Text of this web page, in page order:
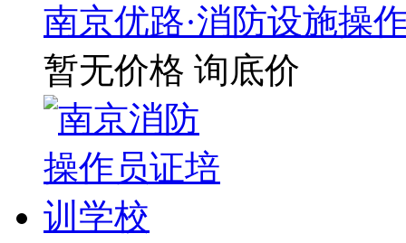
南京优路·消防设施操
暂无价格 询底价